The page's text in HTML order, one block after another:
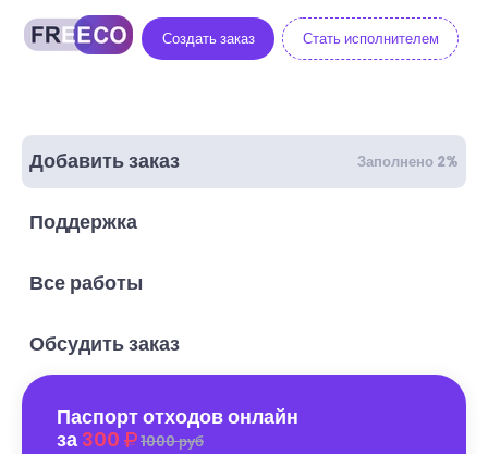
Создать заказ Стать исполнителем
Добавить заказ Заполнено 2%
Поддержка
Все работы
Обсудить заказ
Паспорт отходов онлайн
за 300 1000 руб